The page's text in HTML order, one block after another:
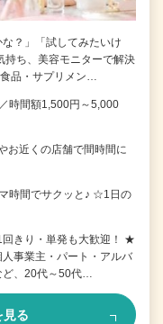
な？」「試してみたいけ
ち、美容モニターで解決
品・サプリメン…
時間額1,500円～5,000
近くの店舗で間時間に
時間でサクッと♪ ☆1日の
きり・単発も大歓迎！ ★
事業主・パート・アルバ
ど、20代～50代…
見る